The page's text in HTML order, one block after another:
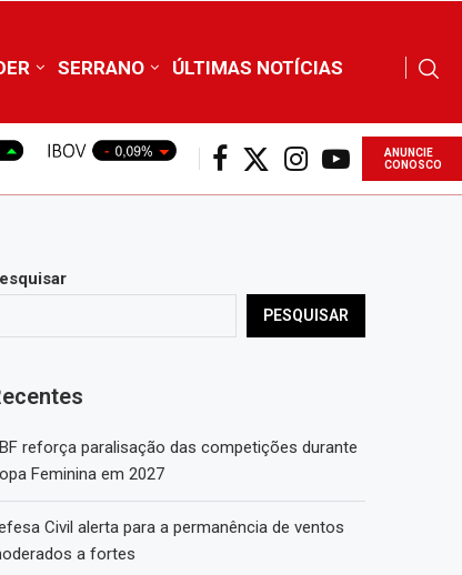
SERRANO ÚLTIMAS NOTÍCIAS
ANUNCIE
CONOSCO
PESQUISAR
reforça paralisação das competições durante
Feminina em 2027
Civil alerta para a permanência de ventos
a fortes